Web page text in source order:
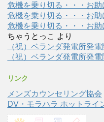
危機を乗り切る・・・お
危機を乗り切る・・・お
危機を乗り切る・・・お
ちゃうとっこ より
（祝）ベランダ発電所発
（祝）ベランダ発電所発
リンク
メンズカウンセリング協会
DV・モラハラ ホットライ